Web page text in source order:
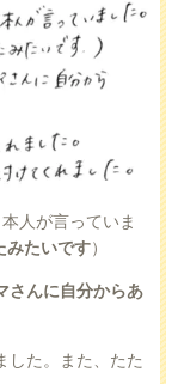
本人が言っていま
みたいです）
さんに自分からあ
した。また、たた